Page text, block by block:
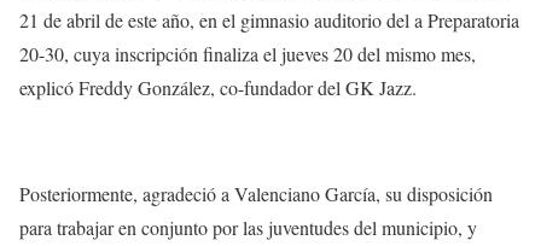
21 de abril de este año, en el gimnasio auditorio del a Preparatoria
20-30, cuya inscripción finaliza el jueves 20 del mismo mes,
explicó Freddy González, co-fundador del GK Jazz.
Posteriormente, agradeció a Valenciano García, su disposición
para trabajar en conjunto por las juventudes del municipio, y